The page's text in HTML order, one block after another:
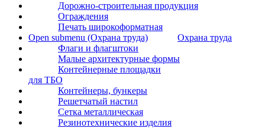
Дорожно-строительная продукция
Ограждения
Печать широкоформатная
Open submenu (Охрана труда)
Охрана труда
Флаги и флагштоки
Малые архитектурные формы
Контейнерные площадки
для ТБО
Контейнеры, бункеры
Решетчатый настил
Сетка металлическая
Резинотехнические изделия